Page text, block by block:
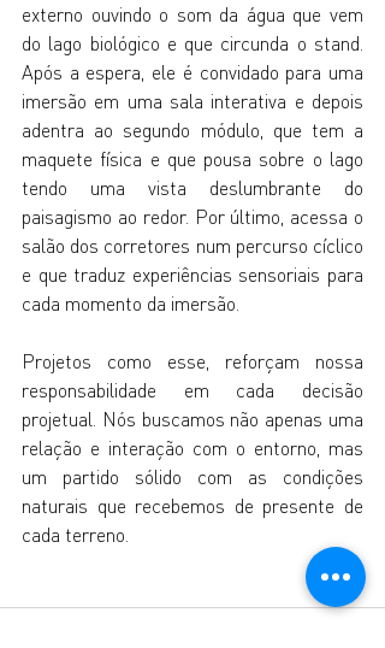
externo ouvindo o som da água que vem
do lago biológico e que circunda o stand.
Após a espera, ele é convidado para uma
imersão em uma sala interativa e depois
adentra ao segundo módulo, que tem a
maquete física e que pousa sobre o lago
tendo uma vista deslumbrante do
paisagismo ao redor. Por último, acessa o
salão dos corretores num percurso cíclico
e que traduz experiências sensoriais para
cada momento da imersão.
Projetos como esse, reforçam nossa
responsabilidade em cada decisão
projetual. Nós buscamos não apenas uma
relação e interação com o entorno, mas
um partido sólido com as condições
naturais que recebemos de presente de
cada terreno.